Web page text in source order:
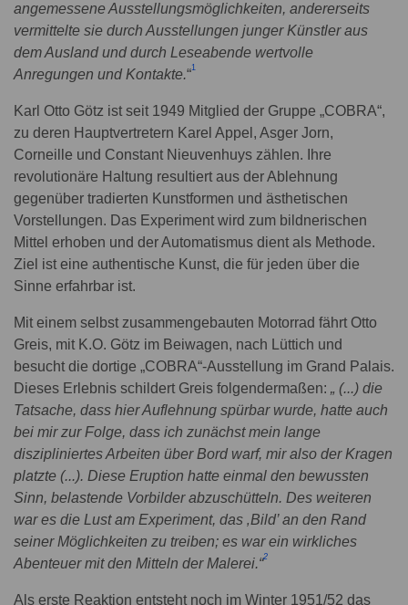
angemessene Ausstellungsmöglichkeiten, andererseits
vermittelte sie durch Ausstellungen junger Künstler aus
dem Ausland und durch Leseabende wertvolle
Anregungen und Kontakte.“1
Karl Otto Götz ist seit 1949 Mitglied der Gruppe „COBRA“,
zu deren Hauptvertretern Karel Appel, Asger Jorn,
Corneille und Constant Nieuvenhuys zählen. Ihre
revolutionäre Haltung resultiert aus der Ablehnung
gegenüber tradierten Kunstformen und ästhetischen
Vorstellungen. Das Experiment wird zum bildnerischen
Mittel erhoben und der Automatismus dient als Methode.
Ziel ist eine authentische Kunst, die für jeden über die
Sinne erfahrbar ist.
Mit einem selbst zusammengebauten Motorrad fährt Otto
Greis, mit K.O. Götz im Beiwagen, nach Lüttich und
besucht die dortige „COBRA“-Ausstellung im Grand Palais.
Dieses Erlebnis schildert Greis folgendermaßen: „ (...) die
Tatsache, dass hier Auflehnung spürbar wurde, hatte auch
bei mir zur Folge, dass ich zunächst mein lange
diszipliniertes Arbeiten über Bord warf, mir also der Kragen
platzte (...). Diese Eruption hatte einmal den bewussten
Sinn, belastende Vorbilder abzuschütteln. Des weiteren
war es die Lust am Experiment, das ‚Bild’ an den Rand
seiner Möglichkeiten zu treiben; es war ein wirkliches
Abenteuer mit den Mitteln der Malerei.“2
Als erste Reaktion entsteht noch im Winter 1951/52 das